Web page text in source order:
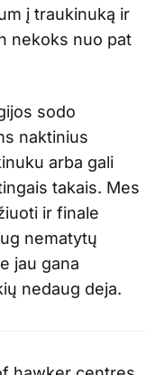
į traukinuką ir
nekoks nuo pat
sodo
naktinius
arba gali
takais. Mes
ir finale
nematytų
jau gana
nedaug deja.